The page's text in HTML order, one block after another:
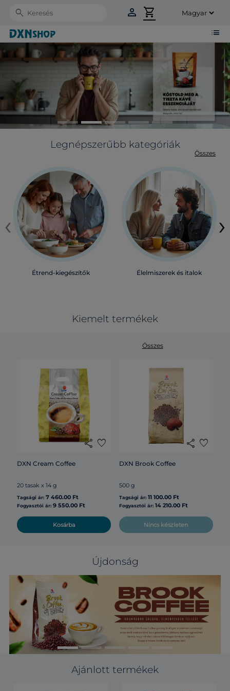
Search person shopping_cart
list
Legnépszerűbb kategóriák
Összes
Étrend-kiegészítők Élelmiszerek és italok
‹ ›
Kiemelt termékek
Összes
share favorite
DXN Cream Coffee
20 tasak x 14 g
Tagsági ár:7 460.00 Ft
Fogyasztói ár:9 550.00 Ft
Kosárba
share favorite
DXN Brook Coffee
500 g
Tagsági ár: 11 100.00 Ft
Fogyasztói ár: 14 210.00 Ft
Nincs készleten
Újdonság
Ajánlott termékek